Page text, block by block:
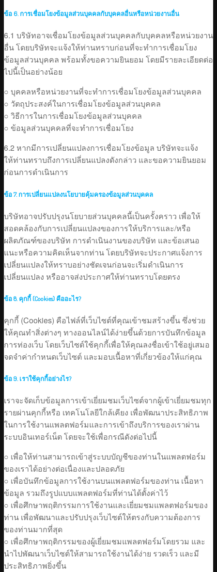
ข้อ 6. การเชื่อมโยงข้อมูลส่วนบุคคลกับบุคคลอื่นหรือหน่วยงานอื่น
6.1 บริษัทอาจเชื่อมโยงข้อมูลส่วนบุคคลกับบุคคลหรือหน่วยงาน
อื่น โดยบริษัทจะแจ้งให้ท่านทราบก่อนที่จะทำการเชื่อมโยง
ข้อมูลส่วนบุคคล พร้อมทั้งขอความยินยอม โดยมีรายละเอียดต่อ
ไปนี้เป็นอย่างน้อย
○ บุคคลหรือหน่วยงานที่จะทำการเชื่อมโยงข้อมูลส่วนบุคคล
○ วัตถุประสงค์ในการเชื่อมโยงข้อมูลส่วนบุคคล
○ วิธีการในการเชื่อมโยงข้อมูลส่วนบุคคล
○ ข้อมูลส่วนบุคคลที่จะทำการเชื่อมโยง
6.2 หากมีการเปลี่ยนแปลงการเชื่อมโยงข้อมูล บริษัทจะแจ้ง
ให้ท่านทราบถึงการเปลี่ยนแปลงดังกล่าว และขอความยินยอม
ก่อนการดำเนินการ
ข้อ 7. การเปลี่ยนแปลงนโยบายคุ้มครองข้อมูลส่วนบุคคล
บริษัทอาจปรับปรุงนโยบายส่วนบุคคลนี้เป็นครั้งคราว เพื่อให้
สอดคล้องกับการเปลี่ยนแปลงของการให้บริการและ/หรือ
ผลิตภัณฑ์ของบริษัท การดำเนินงานของบริษัท และข้อเสนอ
แนะหรือความคิดเห็นจากท่าน โดยบริษัทจะประกาศแจ้งการ
เปลี่ยนแปลงให้ทราบอย่างชัดเจนก่อนจะเริ่มดำเนินการ
เปลี่ยนแปลง หรืออาจส่งประกาศให้ท่านทราบโดยตรง
ข้อ 8. คุกกี้ (Cookies) คืออะไร?
คุกกี้ (Cookies) คือไฟล์ที่เว็บไซต์ที่คุณเข้าชมสร้างขึ้น ซึ่งช่วย
ให้คุณทำสิ่งต่างๆ ทางออนไลน์ได้ง่ายขึ้นด้วยการบันทึกข้อมูล
การท่องเว็บ โดยเว็บไซต์ใช้คุกกี้เพื่อให้คุณลงชื่อเข้าใช้อยู่เสมอ
จดจำค่ากำหนดเว็บไซต์ และมอบเนื้อหาที่เกี่ยวข้องให้แก่คุณ
ข้อ 9. เราใช้คุกกี้อย่างไร?
เราจะจัดเก็บข้อมูลการเข้าเยี่ยมชมเว็บไซต์จากผู้เข้าเยี่ยมชมทุก
รายผ่านคุกกี้หรือ เทคโนโลยีใกล้เคียง เพื่อพัฒนาประสิทธิภาพ
ในการใช้งานแพลตฟอร์มและการเข้าถึงบริการของเราผ่าน
ระบบอินเทอร์เน็ต โดยจะใช้เพื่อกรณีดังต่อไปนี้
○ เพื่อให้ท่านสามารถเข้าสู่ระบบบัญชีของท่านในแพลตฟอร์ม
ของเราได้อย่างต่อเนื่องและปลอดภัย
○ เพื่อบันทึกข้อมูลการใช้งานบนแพลตฟอร์มของท่าน เนื้อหา
ข้อมูล รวมถึงรูปแบบแพลตฟอร์มที่ท่านได้ตั้งค่าไว้
○ เพื่อศึกษาพฤติกรรมการใช้งานและเยี่ยมชมแพลตฟอร์มของ
ท่าน เพื่อพัฒนาและปรับปรุงเว็บไซต์ให้ตรงกับความต้องการ
ของท่านมากที่สุด
○ เพื่อศึกษาพฤติกรรมของผู้เยี่ยมชมแพลตฟอร์มโดยรวม และ
นำไปพัฒนาเว็บไซต์ให้สามารถใช้งานได้ง่าย รวดเร็ว และมี
ประสิทธิภาพยิ่งขึ้น